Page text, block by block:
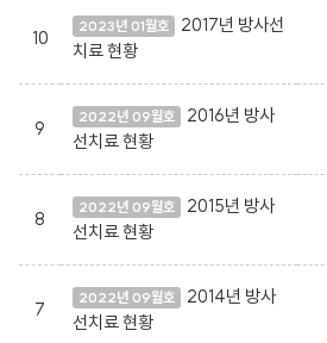
10
2023년 01월호
2017년 방사선
치료 현황
9
2022년 09월호
2016년 방사
선치료 현황
8
2022년 09월호
2015년 방사
선치료 현황
7
2022년 09월호
2014년 방사
선치료 현황